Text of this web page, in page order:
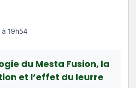
19h54
du Mesta Fusion, la
et l’effet du leurre